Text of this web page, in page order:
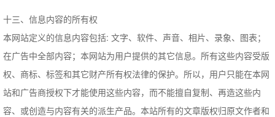
十三、信息内容的所有权
本网站定义的信息内容包括: 文字、软件、声音、相片、录象、图表；
在广告中全部内容；本网站为用户提供的其它信息。所有这些内容受版
权、商标、标签和其它财产所有权法律的保护。所以，用户只能在本网
站和广告商授权下才能使用这些内容，而不能擅自复制、再造这些内
容、或创造与内容有关的派生产品。本站所有的文章版权归原文作者和